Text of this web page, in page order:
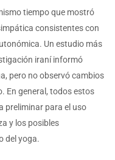
tiempo que mostró
consistentes con
Un estudio más
iraní informó
pero no observó cambios
En general, todos estos
preliminar para el uso
y los posibles
del yoga.